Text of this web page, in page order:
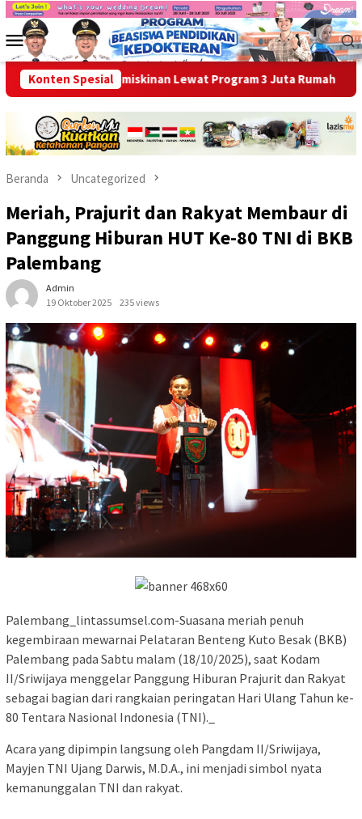
Loncat
kontenMenu
Mobile
Konten Spesial
Kemiskinan Lewat Program 3 Juta Rumah Ikhtiar
Beranda Uncategorized
Meriah, Prajurit dan Rakyat Membaur di
Panggung Hiburan HUT Ke-80 TNI di BKB
Palembang
Admin
19 Oktober 2025
235 views
Palembang_lintassumsel.com-Suasana meriah penuh
kegembiraan mewarnai Pelataran Benteng Kuto Besak (BKB)
Palembang pada Sabtu malam (18/10/2025), saat Kodam
II/Sriwijaya menggelar Panggung Hiburan Prajurit dan Rakyat
sebagai bagian dari rangkaian peringatan Hari Ulang Tahun ke-
80 Tentara Nasional Indonesia (TNI)._
Acara yang dipimpin langsung oleh Pangdam II/Sriwijaya,
Mayjen TNI Ujang Darwis, M.D.A., ini menjadi simbol nyata
kemanunggalan TNI dan rakyat.